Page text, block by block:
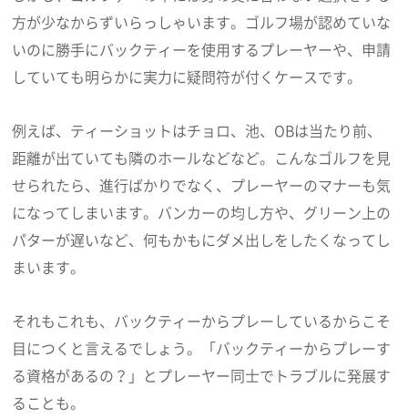
方が少なからずいらっしゃいます。ゴルフ場が認めていな
いのに勝手にバックティーを使用するプレーヤーや、申請
していても明らかに実力に疑問符が付くケースです。
例えば、ティーショットはチョロ、池、OBは当たり前、
距離が出ていても隣のホールなどなど。こんなゴルフを見
せられたら、進行ばかりでなく、プレーヤーのマナーも気
になってしまいます。バンカーの均し方や、グリーン上の
パターが遅いなど、何もかもにダメ出しをしたくなってし
まいます。
それもこれも、バックティーからプレーしているからこそ
目につくと言えるでしょう。「バックティーからプレーす
る資格があるの？」とプレーヤー同士でトラブルに発展す
ることも。